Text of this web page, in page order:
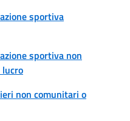
sportiva
sportiva non
non comunitari o